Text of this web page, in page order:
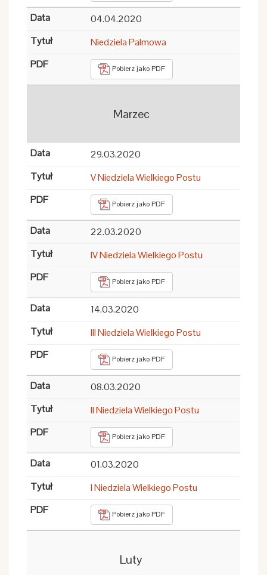
04.04.2020
Niedziela Palmowa
Pobierz jako PDF
Marzec
29.03.2020
V Niedziela Wielkiego Postu
Pobierz jako PDF
22.03.2020
IV Niedziela Wielkiego Postu
Pobierz jako PDF
14.03.2020
III Niedziela Wielkiego Postu
Pobierz jako PDF
08.03.2020
II Niedziela Wielkiego Postu
Pobierz jako PDF
01.03.2020
I Niedziela Wielkiego Postu
Pobierz jako PDF
Luty